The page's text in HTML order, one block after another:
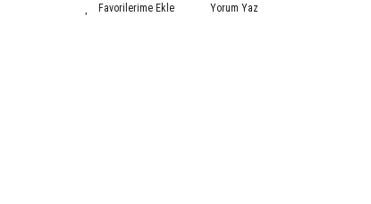
Yorum Yaz